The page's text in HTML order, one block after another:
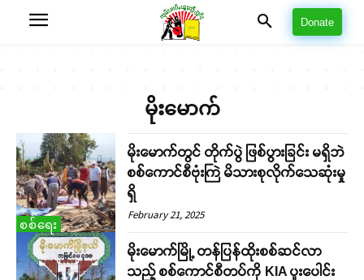
Donate
မိုးမောက်
စစ်ရေး
မိုးမောက်တွင် တိုက်ပွဲ ဖြစ်ပွားခြင်း မရှိဘဲ
စစ်ကောင်စီဗုံးကြဲ မိသားစုလိုက်သေဆုံးမှု
ရှိ
February 21, 2025
မိုးမောက်မြို့ တန်ပြန်ထိုးစစ်ဆင်လာ
သည့် စစ်ကောင်စီတပ်ကို KIA ပူးပေါင်း